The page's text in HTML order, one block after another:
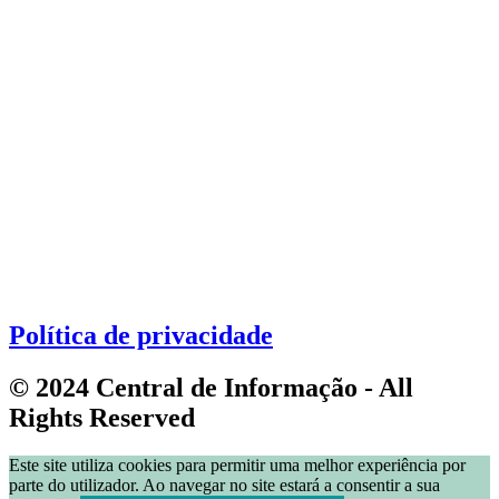
Política de privacidade
© 2024 Central de Informação - All
Rights Reserved
Este site utiliza cookies para permitir uma melhor experiência por
parte do utilizador. Ao navegar no site estará a consentir a sua